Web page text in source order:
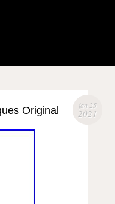
jan 25
2021
Original